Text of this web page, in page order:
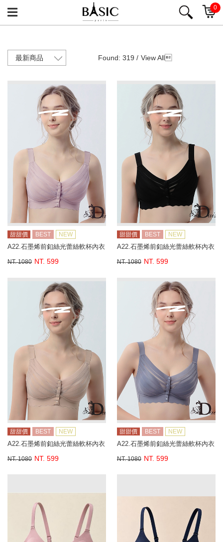
0
Found: 319 / View All
甜甜價 BEST NEW
A22.石墨烯前釦絲光蕾絲軟杯內衣
NT. 1080 NT. 599
甜甜價 BEST NEW
A22.石墨烯前釦絲光蕾絲軟杯內衣
NT. 1080 NT. 599
甜甜價 BEST NEW
A22.石墨烯前釦絲光蕾絲軟杯內衣
NT. 1080 NT. 599
甜甜價 BEST NEW
A22.石墨烯前釦絲光蕾絲軟杯內衣
NT. 1080 NT. 599